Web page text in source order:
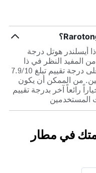
أيسلندر هوتل درجة
قد يكون من المفيد النظر في ذا
إدجوتر ريزورت آند سبا والذي حصل على درجة تقييم تبلغ 7.9/10
من الممكن أن يكون
رائعاً آخر بدرجة تقييم
في مطار